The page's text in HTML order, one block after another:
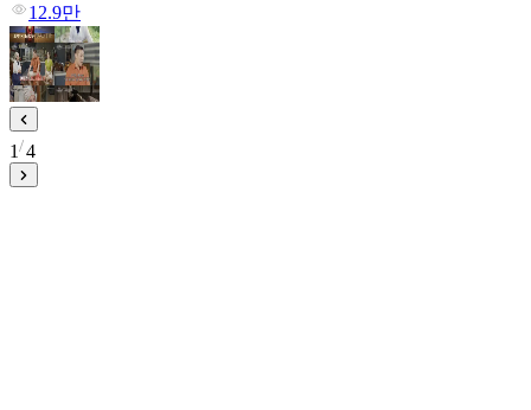
12.9만
1 4